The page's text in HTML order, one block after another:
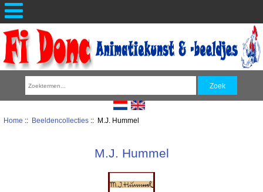
Home :: Beeldencollecties:: M.J. Hummel
M.J. Hummel